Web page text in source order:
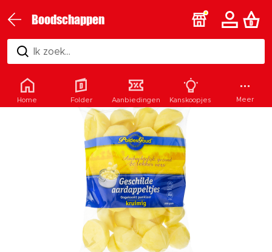
Boodschappen
Ik zoek...
Home Folder Aanbiedingen Kanskoopjes Meer